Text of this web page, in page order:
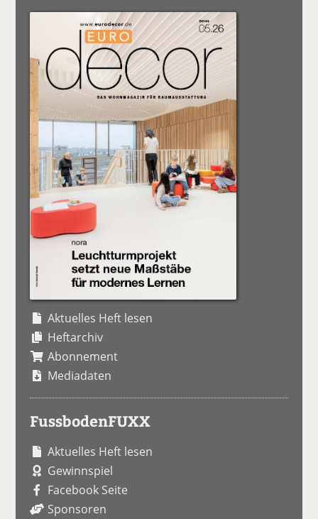
Aktuelles Heft lesen
Heftarchiv
Abonnement
Mediadaten
FussbodenFUXX
Aktuelles Heft lesen
Gewinnspiel
Facebook Seite
Sponsoren